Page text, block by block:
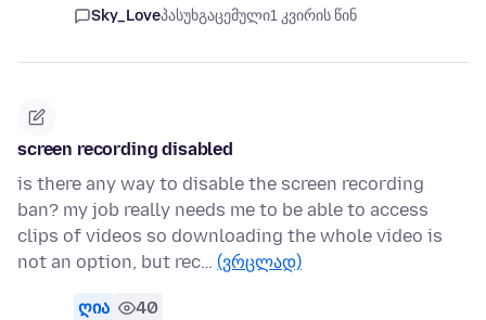
Sky_Loveპასუხგაცემული1 კვირის წინ
screen recording disabled
is there any way to disable the screen recording
ban? my job really needs me to be able to access
clips of videos so downloading the whole video is
not an option, but rec… (ვრცლად)
ღია 40